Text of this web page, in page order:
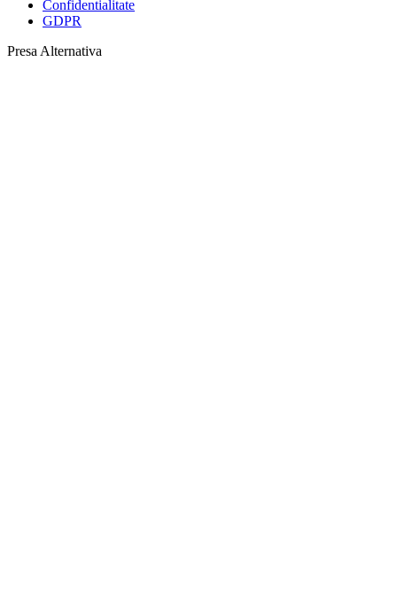
Confidentialitate
GDPR
Presa Alternativa